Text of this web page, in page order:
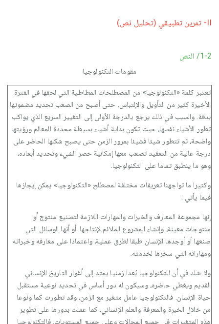
II- تمرين تطبيقي (تحليل نص)
1-2/ النص
مقومات التكنولوجيا
تعتبر كلمة «التكنولوجيا» من المصطلحات المطاطية التي لحقها في الفترة
الأخيرة كثير من التأويل والإلتباس، حتى أصبح من الصعب تحديد مضمونها
بدقة. والسبب في ذلك يرجع بالدرجة الأولى إلى التغيير السريع الذي يواكب
تطور الأشياء نفسها، حيث تكون بداية أشياء بسيطة محددة المعالم ورؤيتها
واضحة، ثم تتطور شيئا فشيئا بمرور الزمن حتى يصبح شكلها الحاضر على
درجة عالية من التعقيد تصعب معها إمكانية حصر الشيء وتحديد أبعاده،
وهو ما ينطبق تماما على التكنولوجيا.
وكثيرا ما تواجهنا تعريفات مختلفة لمصطلح «التكنولوجيا» يمكن إيجازها
فيما يأتي :
إنها مجموعة المعارف والخبرات والمهارات اللازمة لتصنيع منتوج أو
منتوجات معينة، وإنشاء المشروع الملائم لإنتاجها. أو أنها الوسائل التي
صنعها أو أوجدها الإنسان طبقا لطرق عملية، واعتمادا على معارفه وخبراته
ومهاراته التي سخرها لخدمته.
ولا شك في أن للتكنولوجيا بُعدا زمنيا يمتد إلى أغوار التاريخ الإنساني
القديم ويغطي حاضره، وسيكون له دور أساس في تحديد نوعية مستقبل
حياة الإنسان. فالتكنولوجيا عامل متغير مع الزمن، وقد تطورت كما ونوعا
من خلال الخبرة والمعرفة والعلم الإنساني، كما عملت بدورها على تطوير
هذه المتغيرات في جميع المجالات وعلى جميع المستويات. فالتكنولوجيا